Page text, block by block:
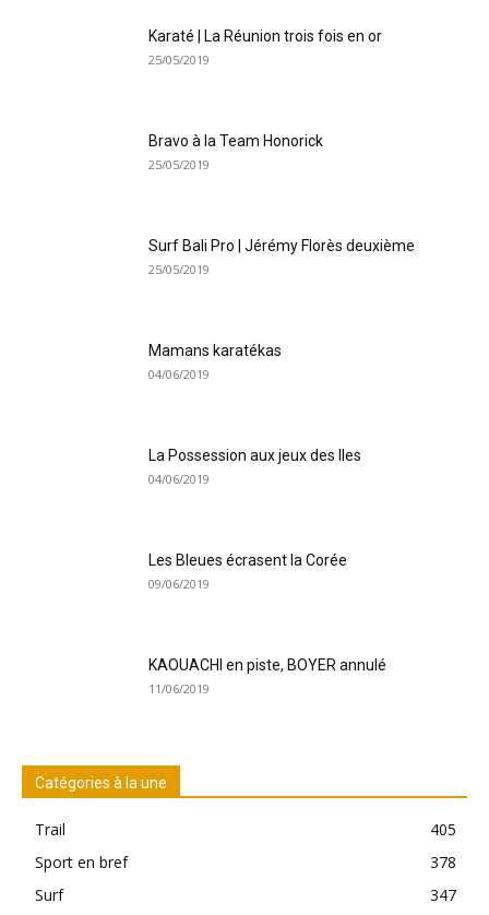
Karaté | La Réunion trois fois en or
25/05/2019
Bravo à la Team Honorick
25/05/2019
Surf Bali Pro | Jérémy Florès deuxième
25/05/2019
Mamans karatékas
04/06/2019
La Possession aux jeux des Iles
04/06/2019
Les Bleues écrasent la Corée
09/06/2019
KAOUACHI en piste, BOYER annulé
11/06/2019
Catégories à la une
Trail
405
Sport en bref
378
Surf
347